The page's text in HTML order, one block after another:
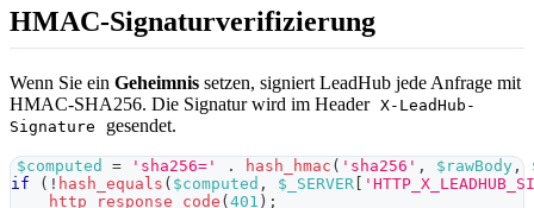
HMAC-Signaturverifizierung
Wenn Sie ein Geheimnis setzen, signiert LeadHub jede Anfrage mit
HMAC-SHA256. Die Signatur wird im Header X-LeadHub-
Signature
gesendet.
$computed = 'sha256=' . hash_hmac ( 'sha256' , $rawBody ,
if
( ! hash_equals ( $computed , $_SERVER [
http_response_code (401 ) ;